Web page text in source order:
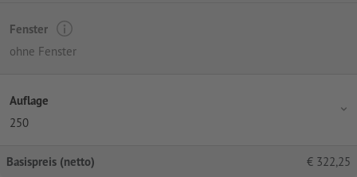
Fenster
ohne Fenster
Auflage
250
Basispreis (netto) € 322,25